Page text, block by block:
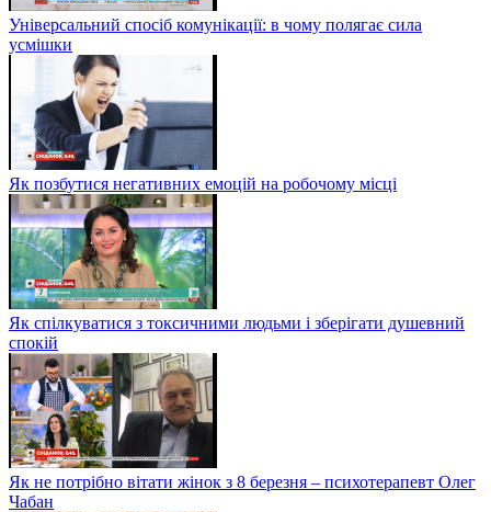
Універсальний спосіб комунікації: в чому полягає сила
усмішки
Як позбутися негативних емоцій на робочому місці
Як спілкуватися з токсичними людьми і зберігати душевний
спокій
Як не потрібно вітати жінок з 8 березня – психотерапевт Олег
Чабан